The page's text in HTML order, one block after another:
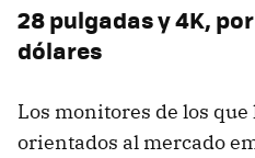
28 pulgadas y 4K,
dólares
Los monitores de los que
orientados al mercado